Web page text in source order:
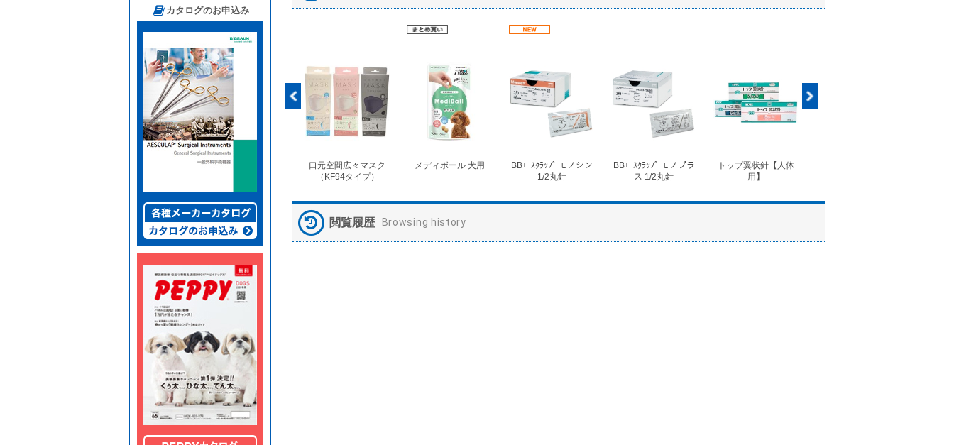
カタログのお申込み
ペピイマジカルシーツ
口元空間広々マスク
（KF94タイプ）
メディボール 犬用
BBｴｰｽｸﾗｯﾌﾟ モノシン
1/2丸針
BBｴｰｽｸﾗｯﾌﾟ モノプラ
ス 1/2丸針
トップ翼状針【人体
用】
閲覧履歴 Browsing history